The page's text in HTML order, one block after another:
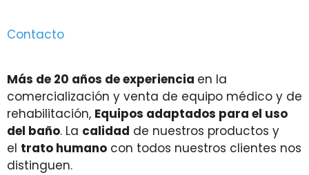
Contacto
Más de 20 años de experiencia en la
comercialización y venta de equipo médico y de
rehabilitación, Equipos adaptados para el uso
del baño. La calidad de nuestros productos y
el trato humano con todos nuestros clientes nos
distinguen.